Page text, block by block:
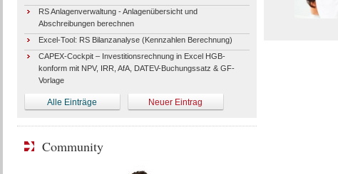
RS Anlagenverwaltung - Anlagenübersicht und
Abschreibungen berechnen
Excel-Tool: RS Bilanzanalyse (Kennzahlen Berechnung)
CAPEX-Cockpit – Investitionsrechnung in Excel HGB-
konform mit NPV, IRR, AfA, DATEV-Buchungssatz & GF-
Vorlage
Alle Einträge Neuer Eintrag
Community